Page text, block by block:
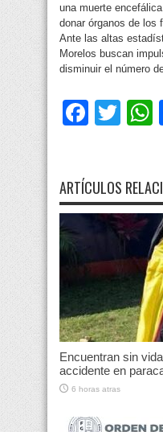
una muerte
donar órganos de los
Ante las altas
Morelos buscan
disminuir el número
ARTÍCULOS
Encuentran sin
accidente en
6 horas atras